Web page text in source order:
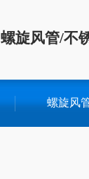
螺旋风管/不
螺旋风